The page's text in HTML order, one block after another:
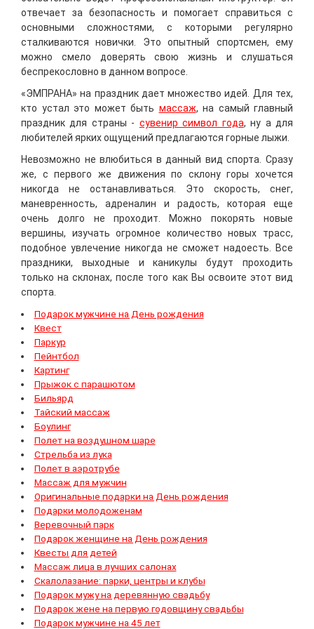
отвечает за безопасность и помогает справиться с
основными сложностями, с которыми регулярно
сталкиваются новички. Это опытный спортсмен, ему
можно смело доверять свою жизнь и слушаться
беспрекословно в данном вопросе.
«ЭМПРАНА» на праздник дает множество идей. Для тех,
кто устал это может быть массаж, на самый главный
праздник для страны - сувенир символ года, ну а для
любителей ярких ощущений предлагаются горные лыжи.
Невозможно не влюбиться в данный вид спорта. Сразу
же, с первого же движения по склону горы хочется
никогда не останавливаться. Это скорость, снег,
маневренность, адреналин и радость, которая еще
очень долго не проходит. Можно покорять новые
вершины, изучать огромное количество новых трасс,
подобное увлечение никогда не сможет надоесть. Все
праздники, выходные и каникулы будут проходить
только на склонах, после того как Вы освоите этот вид
спорта.
Подарок мужчине на День рождения
Квест
Паркур
Пейнтбол
Картинг
Прыжок с парашютом
Бильярд
Тайский массаж
Боулинг
Полет на воздушном шаре
Стрельба из лука
Полет в аэротрубе
Массаж для мужчин
Оригинальные подарки на День рождения
Подарки молодоженам
Веревочный парк
Подарок женщине на День рождения
Квесты для детей
Массаж лица в лучших салонах
Скалолазание: парки, центры и клубы
Подарок мужу на деревянную свадьбу
Подарок жене на первую годовщину свадьбы
Подарок мужчине на 45 лет